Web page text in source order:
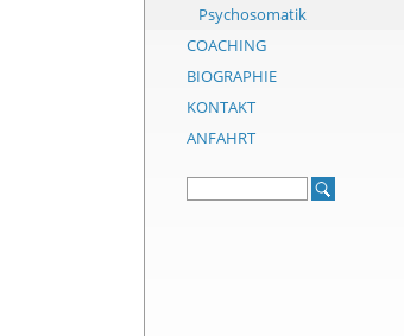
Psychosomatik
COACHING
BIOGRAPHIE
KONTAKT
ANFAHRT